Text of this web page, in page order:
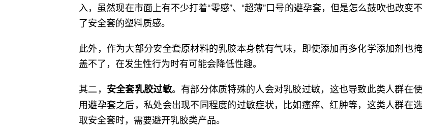
入，虽然现在市面上有不少打着“零感”、“超薄”口号的避孕套，但是怎么鼓吹也改变不
了安全套的塑料质感。
此外，作为大部分安全套原材料的乳胶本身就有气味，即使添加再多化学添加剂也掩
盖不了，在发生性行为时有可能会降低性趣。
其二， 安全套乳胶过敏。有部分体质特殊的人会对乳胶过敏，这也导致此类人群在使
用避孕套之后，私处会出现不同程度的过敏症状，比如瘙痒、红肿等，这类人群在选
取安全套时，需要避开乳胶类产品。